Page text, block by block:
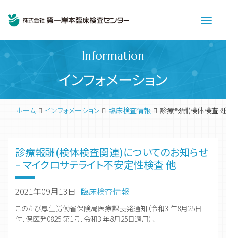
Information
インフォメーション
ホーム インフォメーション 臨床検査情報 診療報酬(検体検査
診療報酬(検体検査関連)についてのお知らせ
– マイクロサテライト不安定性検査 他
2021年09月13日 臨床検査情報
このたび厚生労働省保険局医療課長発通知（令和3 年8月25日
付．保医発0825 第1号．令和3 年8月25日適用）、